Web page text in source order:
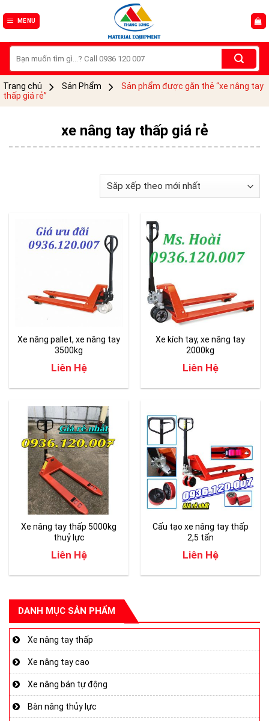
to
MENU
kiếm:
Trang chủ Sản Phẩm
Sản phẩm được gắn thẻ “xe nâng tay
thấp giá rẻ”
DANH MỤC SẢN PHẨM
Xe nâng tay thấp
Xe nâng tay cao
Xe nâng bán tự động
Bàn nâng thủy lực
xe nâng tay thấp giá rẻ
Xe nâng pallet, xe nâng tay
3500kg
Liên Hệ
Xe kích tay, xe nâng tay
2000kg
Liên Hệ
Xe nâng tay thấp 5000kg
thuỷ lực
Liên Hệ
Cấu tạo xe nâng tay thấp
2,5 tấn
Liên Hệ